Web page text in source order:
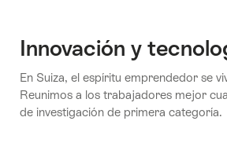
Innovación y
En Suiza, el espíritu emprendedor se
Reunimos a los trabajadores mejor
de investigación de primera categoría.